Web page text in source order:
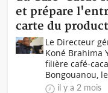
et prépare
carte du
Le Directeur
Koné Brahima
filière café-
Bongouanou,
il y a 2 mois